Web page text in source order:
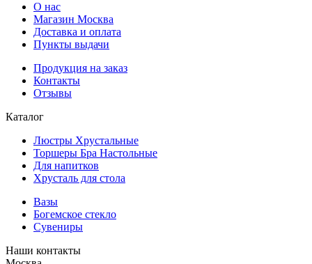
О нас
Магазин Москва
Доставка и оплата
Пункты выдачи
Продукция на заказ
Контакты
Отзывы
Каталог
Люстры Хрустальные
Торшеры Бра Настольные
Для напитков
Хрусталь для стола
Вазы
Богемское стекло
Сувениры
Наши контакты